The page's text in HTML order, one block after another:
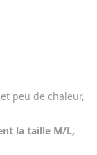
peu de chaleur,
la taille M/L,